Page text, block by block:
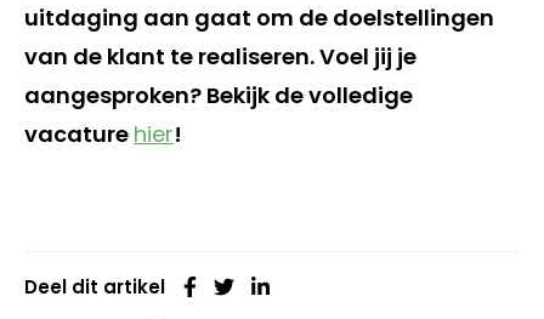
uitdaging aan gaat om de doelstellingen
van de klant te realiseren. Voel jij je
aangesproken? Bekijk de volledige
vacature hier!
Deel dit artikel